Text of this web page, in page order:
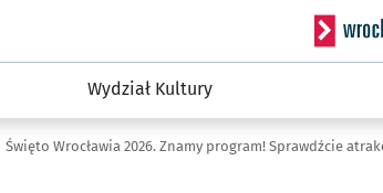
Serwis
Wydział Kultury
Święto Wrocławia 2026. Znamy program! Sprawdźcie